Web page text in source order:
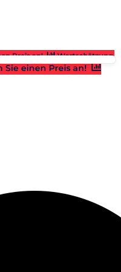
Preis an! Wertschätzung
Sie einen Preis an!